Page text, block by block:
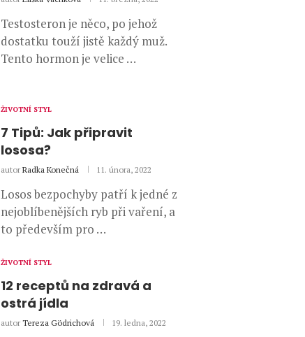
Testosteron je něco, po jehož
dostatku touží jistě každý muž.
Tento hormon je velice …
ŽIVOTNÍ STYL
7 Tipů: Jak připravit
lososa?
autor Radka Konečná 11. února, 2022
Losos bezpochyby patří k jedné z
nejoblíbenějších ryb při vaření, a
to především pro …
ŽIVOTNÍ STYL
12 receptů na zdravá a
ostrá jídla
autor Tereza Gödrichová 19. ledna, 2022